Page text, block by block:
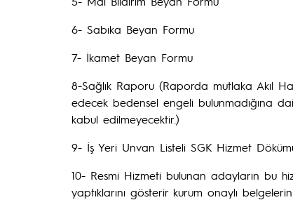
6- Sabıka Beyan Formu
7- İkamet Beyan Formu
8-Sağlık Raporu (Raporda mutlaka Akıl
edecek bedensel engeli bulunmadığına
kabul edilmeyecektir.)
9- İş Yeri Unvan Listeli SGK Hizmet Dökümü
10- Resmi Hizmeti bulunan adayların bu
yaptıklarını gösterir kurum onaylı